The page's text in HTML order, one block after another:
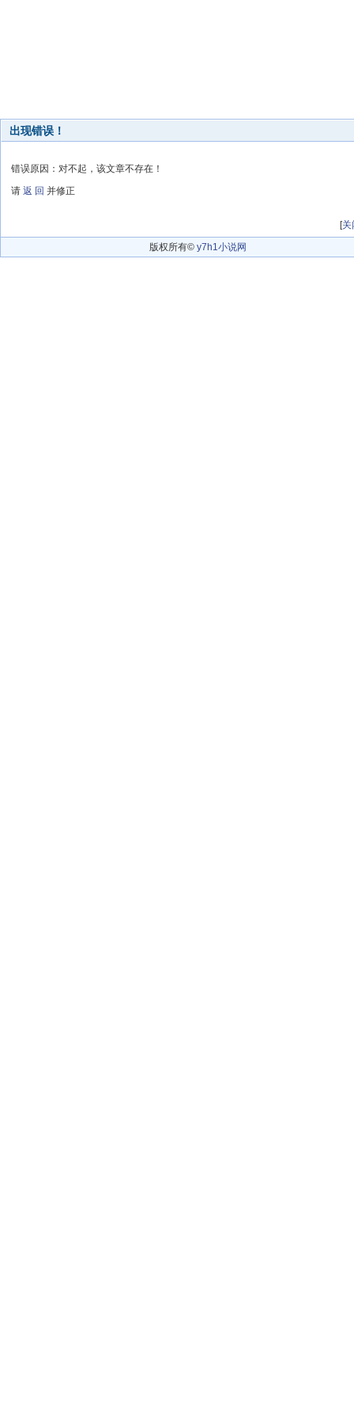
出现错误！
错误原因：对不起，该文章不存在！
请 返 回 并修正
[关
版权所有© y7h1小说网